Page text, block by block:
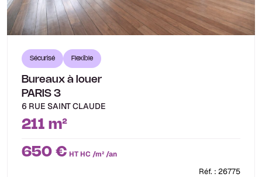
Sécurisé Flexible
Bureaux à louer
PARIS 3
6 RUE SAINT CLAUDE
211 m²
650 € HT HC /m² /an
Réf. : 26775